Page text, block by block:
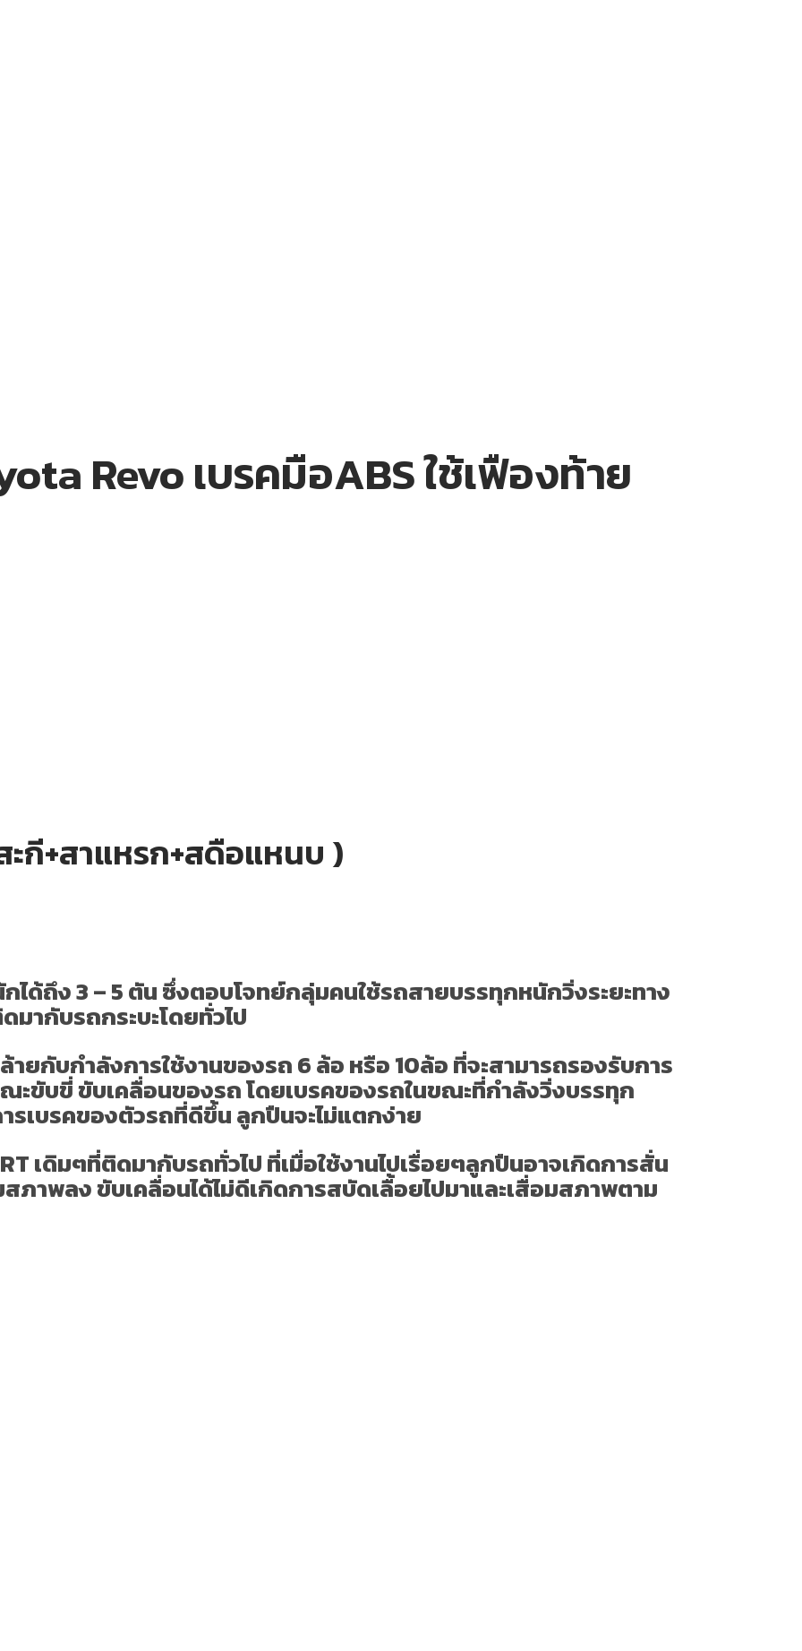
Revo เบรคมือABS ใช้เฟืองท้าย
กี+สาแหรก+สดือแหนบ )
ได้ถึง 3 – 5 ตัน ซึ่งตอบโจทย์กลุ่มคนใช้รถสายบรรทุกหนักวิ่งระยะทาง
ากับรถกระบะโดยทั่วไป
ายกับกำลังการใช้งานของรถ6 ล้อ หรือ 10ล้อ ที่จะสามารถรองรับการ
ขับขี่ ขับเคลื่อนของรถ โดยเบรคของรถในขณะที่กำลังวิ่งบรรทุก
เบรคของตัวรถที่ดีขึ้น ลูกปืนจะไม่แตกง่าย
เดิมๆที่ติดมากับรถทั่วไป ที่เมื่อใช้งานไปเรื่อยๆลูกปืนอาจเกิดการสั่น
ภาพลง ขับเคลื่อนได้ไม่ดีเกิดการสบัดเลื้อยไปมาและเสื่อมสภาพตาม